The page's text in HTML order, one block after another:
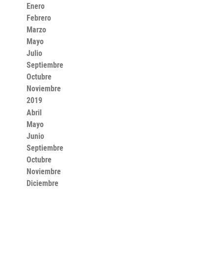
Enero
Febrero
Marzo
Mayo
Julio
Septiembre
Octubre
Noviembre
2019
Abril
Mayo
Junio
Septiembre
Octubre
Noviembre
Diciembre